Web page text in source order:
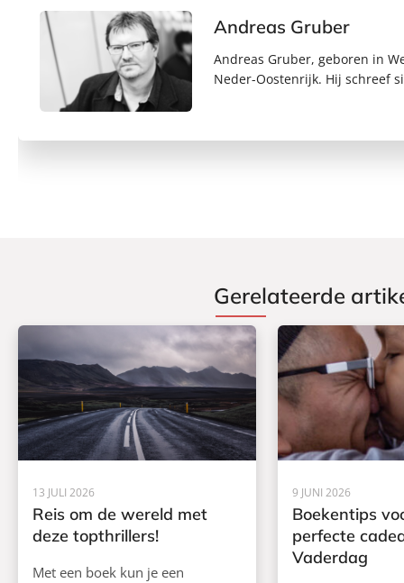
Andreas Gruber
Andreas Gruber, geboren in
Neder-Oostenrijk. Hij schreef
Gerelateerde
13 JULI 2026
Reis om de wereld met
deze topthrillers!
Met een boek kun je een
9 JUNI 2026
Boekentips
perfecte
Vaderdag